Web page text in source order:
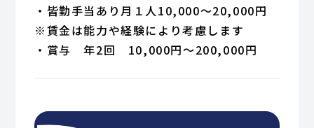
・皆勤手当あり月１人10,000～20,000円
※賃金は能力や経験により考慮します
・賞与 年2回 10,000円～200,000円